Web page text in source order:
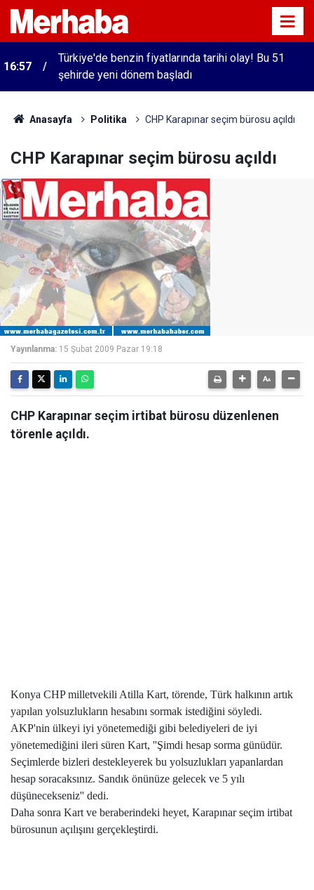
16:57
Türkiye'de benzin fiyatlarında tarihi olay! Bu 51
şehirde yeni dönem başladı
Anasayfa Politika CHP Karapınar seçim bürosu açıldı
CHP Karapınar seçim bürosu açıldı
Yayınlanma: 15 Şubat 2009 Pazar 19:18
CHP Karapınar seçim irtibat bürosu düzenlenen
törenle açıldı.
Konya CHP milletvekili Atilla Kart, törende, Türk halkının artık
yapılan yolsuzlukların hesabını sormak istediğini söyledi.
AKP'nin ülkeyi iyi yönetemediği gibi belediyeleri de iyi
yönetemediğini ileri süren Kart, ''Şimdi hesap sorma günüdür.
Seçimlerde bizleri destekleyerek bu yolsuzlukları yapanlardan
hesap soracaksınız. Sandık önünüze gelecek ve 5 yılı
düşünecekseniz'' dedi.
Daha sonra Kart ve beraberindeki heyet, Karapınar seçim irtibat
bürosunun açılışını gerçekleştirdi.